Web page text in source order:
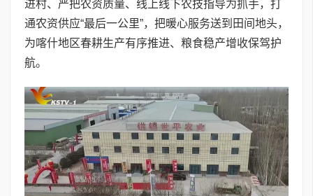
进村、严把农资质量、线上线下农技指导为抓手，打
通农资供应“最后一公里”，把暖心服务送到田间地头，
为喀什地区春耕生产有序推进、粮食稳产增收保驾护
航。